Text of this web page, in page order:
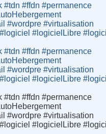
#tdn #ffdn #permanence
#wordpre #virtualisation
#logicielLibre
#tdn #ffdn #permanence
#wordpre #virtualisation
#logicielLibre
#tdn #ffdn #permanence
#wordpre #virtualisation
#logicielLibre